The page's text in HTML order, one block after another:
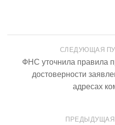
СЛЕДУЮЩАЯ
ФНС уточнила правила
достоверности
адресах